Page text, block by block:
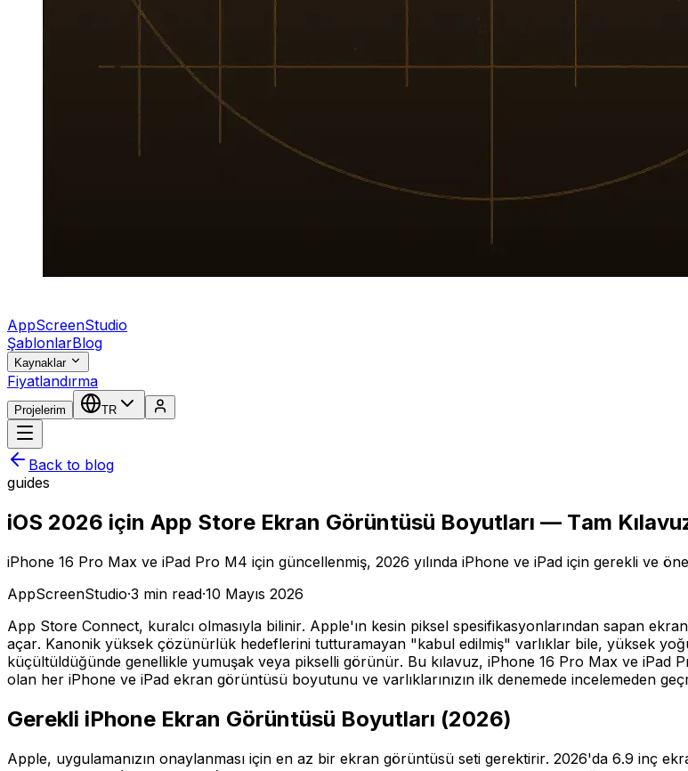
AppScreenStudio
ŞablonlarBlog
Kaynaklar
Fiyatlandırma
Projelerim TR
Back to blog
guides
iOS 2026 için App Store Ekran Görüntüsü Boyutları — Tam
iPhone 16 Pro Max ve iPad Pro M4 için güncellenmiş, 2026 yılında iPhone ve iPad için gerekli ve
AppScreenStudio·3 min read·10 Mayıs 2026
App Store Connect, kuralcı olmasıyla bilinir. Apple'ın kesin piksel spesifikasyonlarından sapan
açar. Kanonik yüksek çözünürlük hedeflerini tutturamayan "kabul edilmiş" varlıklar bile, yüksek
küçültüldüğünde genellikle yumuşak veya pikselli görünür. Bu kılavuz, iPhone 16 Pro Max ve iPad
olan her iPhone ve iPad ekran görüntüsü boyutunu ve varlıklarınızın ilk denemede incelemeden
Gerekli iPhone Ekran Görüntüsü Boyutları (2026)
Apple, uygulamanızın onaylanması için en az bir ekran görüntüsü seti gerektirir. 2026'da 6.9 inç